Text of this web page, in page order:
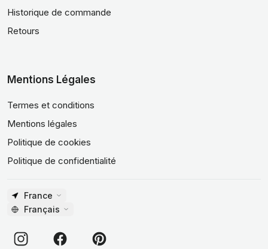
Historique de commande
Retours
Mentions Légales
Termes et conditions
Mentions légales
Politique de cookies
Politique de confidentialité
France
Français